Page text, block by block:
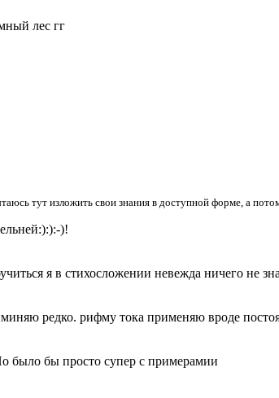
лес гг
тут изложить свои знания в доступной форме, а
)!
я в стихосложении невежда ничего не
редко. рифму тока применяю вроде
было бы просто супер с примерамии